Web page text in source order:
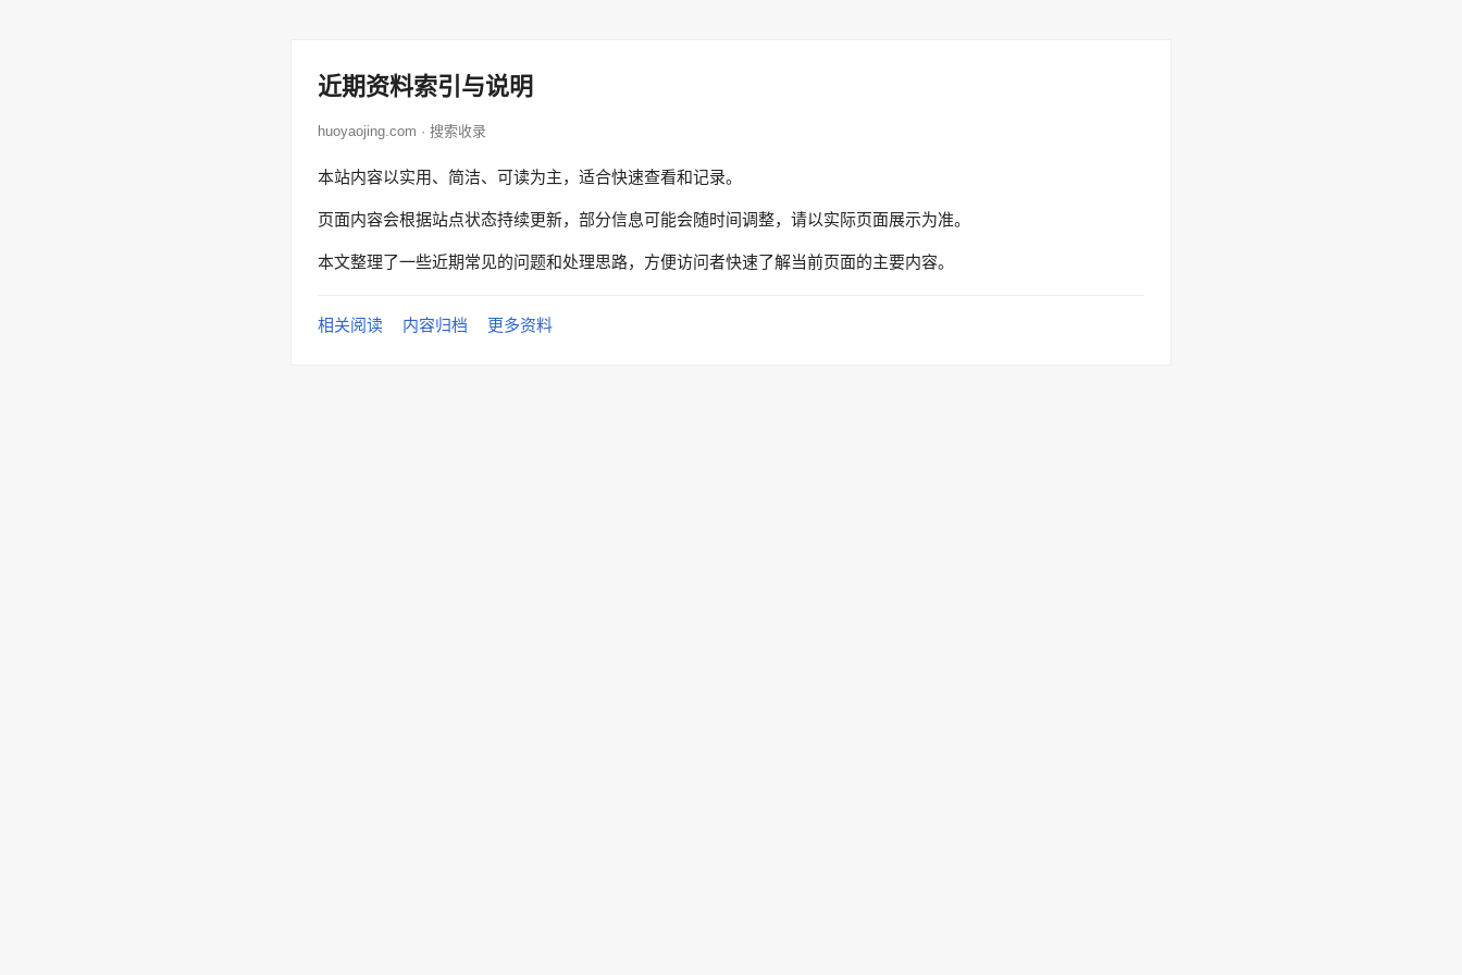
近期资料索引与说明
huoyaojing.com · 搜索收录
本站内容以实用、简洁、可读为主，适合快速查看和记录。
页面内容会根据站点状态持续更新，部分信息可能会随时间调整，请以实际页面展示为准。
本文整理了一些近期常见的问题和处理思路，方便访问者快速了解当前页面的主要内容。
相关阅读 内容归档 更多资料